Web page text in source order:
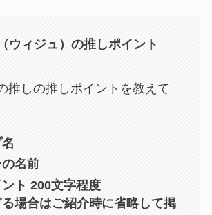
ウィジュ） の推しポイント
推しの推しポイントを教えて
名前
ト 200文字程度
場合はご紹介時に省略して掲